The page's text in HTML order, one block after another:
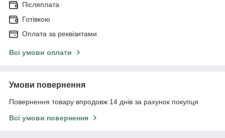
Післяплата
Готівкою
Оплата за реквізитами
Всі умови оплати
Умови повернення
Повернення товару впродовж 14 днів за рахунок покупця
Всі умови повернення